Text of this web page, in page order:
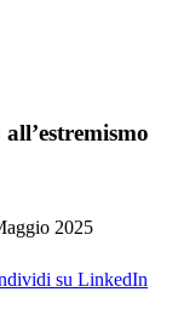
2025
su LinkedIn